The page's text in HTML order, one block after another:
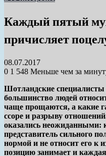
Каждый пятый
причисляет
08.07.2017
0 1 548 Меньше чем за
Шотландские
большинство людей
чаще прощаются, а какие
ссоре и разрыву
оказались
представитель сильного
нормой и не относит его к
позицию занимает и